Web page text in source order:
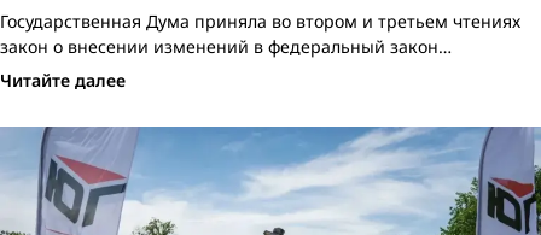
Государственная Дума приняла во втором и третьем чтениях
закон о внесении изменений в федеральный закон…
Читайте далее